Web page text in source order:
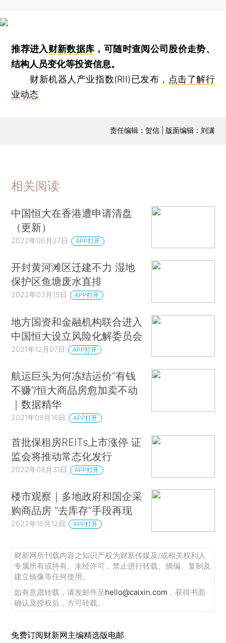
推荐进入财新数据库 ，可随时查阅公司股价走势、
结构人员变化等投资信息。
财新机器人产业指数(RII)已发布， 点击了解行
业动态
责任编辑：贺信 | 版面编辑：刘潇
相关阅读
中国恒大在香港遭申请清盘
（更新）
2022年06月27日 APP打开
开封黄河滩区迁建不力 湿地
保护区鱼塘废水直排
2022年03月15日 APP打开
地方国资和金融机构联合进入
中国恒大设立风险化解委员会
2021年12月07日 APP打开
航运巨头为何冻结运价“有钱
不赚”/恒大商品房愈加卖不动
｜数据精华
2021年09月16日 APP打开
首批保租房REITs上市涨停 证
监会将推动常态化发行
2022年08月31日 APP打开
楼市观察｜多地政府和国企采
购商品房 “去库存”手段再现
2022年10月12日 APP打开
财新网所刊载内容之知识产权为财新传媒及/或相关权利人
专属所有或持有。未经许可，禁止进行转载、摘编、复制及
建立镜像等任何使用。
如有意愿转载，请发邮件至hello@caixin.com ，获得书面
确认及授权后，方可转载。
免费订阅财新网主编精选版电邮